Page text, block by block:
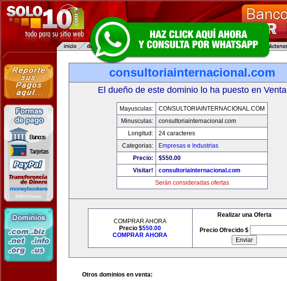
consultoriainternacional.com
El dueño de este dominio lo ha puesto en Venta
Mayusculas:
CONSULTORIAINTERNACIONAL.COM
Minusculas:
consultoriainternacional.com
Longitud:
24 caracteres
Categorias:
Empresas e Industrias
Precio:
$550.00
Visitar!
consultoriainternacional.com
Serán consideradas ofertas
COMPRAR AHORA
Precio $550.00
COMPRAR AHORA
Realizar una Oferta
Precio Ofrecido $
Otros dominios en venta: